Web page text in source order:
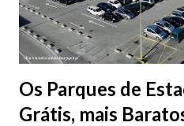
Os Parques de
Grátis, mais